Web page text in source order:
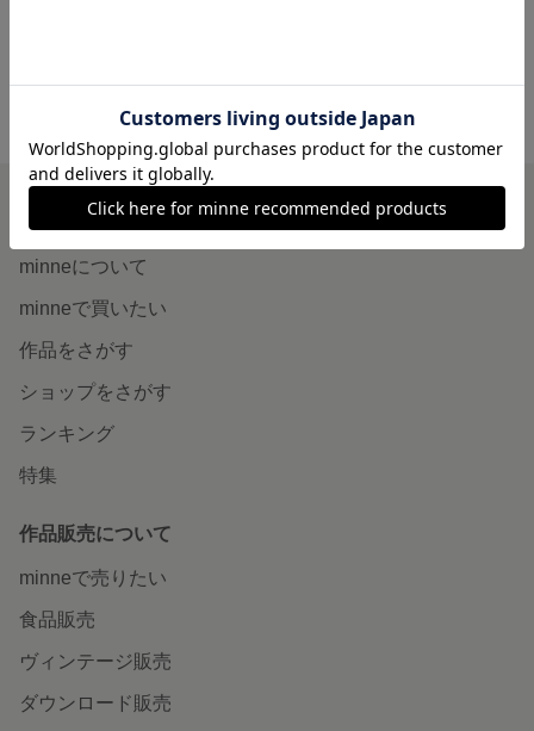
STARLING'S GALLERY の作品一覧
minneを知る
minneについて
minneで買いたい
作品をさがす
ショップをさがす
ランキング
特集
作品販売について
minneで売りたい
食品販売
ヴィンテージ販売
ダウンロード販売